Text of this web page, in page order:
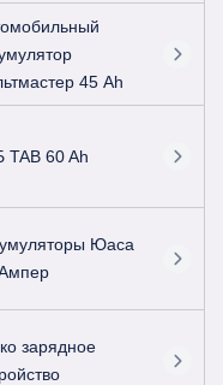
45 Ah
TAB 60 Ah
Юаса
зарядное